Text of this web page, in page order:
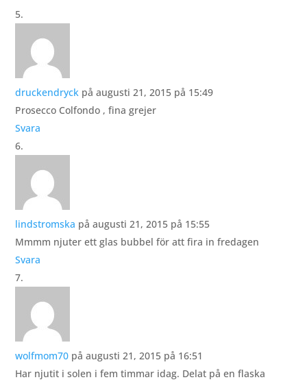
druckendryck på augusti 21, 2015 på 15:49
Prosecco Colfondo , fina grejer
Svara
lindstromska på augusti 21, 2015 på 15:55
Mmmm njuter ett glas bubbel för att fira in fredagen
Svara
wolfmom70 på augusti 21, 2015 på 16:51
Har njutit i solen i fem timmar idag. Delat på en flaska